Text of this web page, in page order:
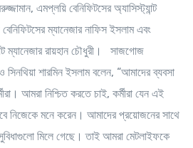
, এমপ্লয়ি বেনিফিটসের অ্যাসিস্ট্যান্ট
ম্যানেজারনাফিস ইসলামএবং
ম্যানেজাররায়হান চৌধুরী । সাজগোজ
সিনথিয়া শারমিন ইসলামবলেন, “আমাদের ব্যবসা
আমরা নিশ্চিত করতে চাই, কর্মীরা যেন এই
নিজেকে মনে করেন। আমাদের প্রয়োজনের সাথে
মিলে গেছে। তাই আমরা মেটলাইফকে